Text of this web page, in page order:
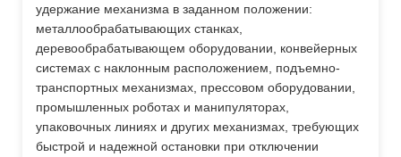
удержание механизма в заданном положении:
металлообрабатывающих станках,
деревообрабатывающем оборудовании, конвейерных
системах с наклонным расположением, подъемно-
транспортных механизмах, прессовом оборудовании,
промышленных роботах и манипуляторах,
упаковочных линиях и других механизмах, требующих
быстрой и надежной остановки при отключении